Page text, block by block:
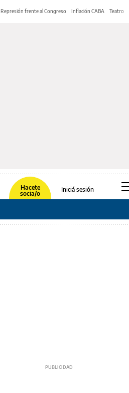
Represión frente al Congreso Inflación CABA Teatro
Hacete
socia/o
Iniciá sesión